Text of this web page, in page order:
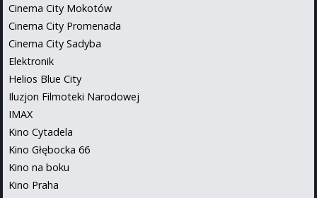
Cinema City Mokotów
Cinema City Promenada
Cinema City Sadyba
Elektronik
Helios Blue City
Iluzjon Filmoteki Narodowej
IMAX
Kino Cytadela
Kino Głębocka 66
Kino na boku
Kino Praha